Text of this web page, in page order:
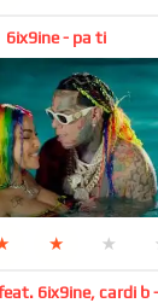
6ix9ine - pa ti
★ ★
6ix9ine, cardi b